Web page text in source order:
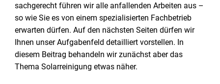
sachgerecht führen wir alle anfallenden Arbeiten aus –
so wie Sie es von einem spezialisierten Fachbetrieb
erwarten dürfen. Auf den nächsten Seiten dürfen wir
Ihnen unser Aufgabenfeld detailliert vorstellen. In
diesem Beitrag behandeln wir zunächst aber das
Thema Solarreinigung etwas näher.